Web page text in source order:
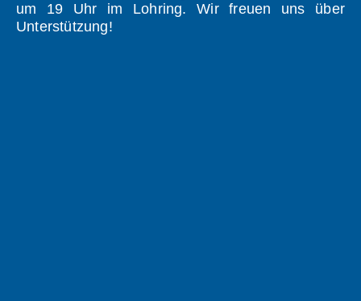
um 19 Uhr im Lohring. Wir freuen uns über
Unterstützung!